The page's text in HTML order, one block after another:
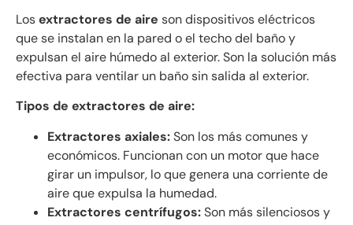
Losextractores de aire son dispositivos eléctricos
que se instalan en la pared o el techo del baño y
expulsan el aire húmedo al exterior. Son la solución más
efectiva para ventilar un baño sin salida al exterior.
Tipos de extractores de aire:
Extractores axiales:Son los más comunes y
económicos. Funcionan con un motor que hace
girar un impulsor, lo que genera una corriente de
aire que expulsa la humedad.
Extractores centrífugos:Son más silenciosos y